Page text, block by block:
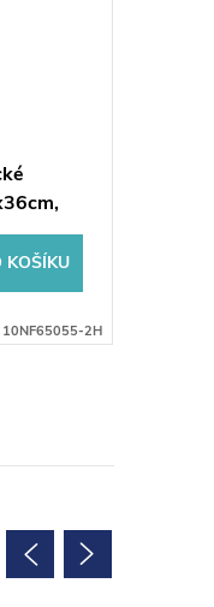
KOŠÍKU
10NF65055-2H